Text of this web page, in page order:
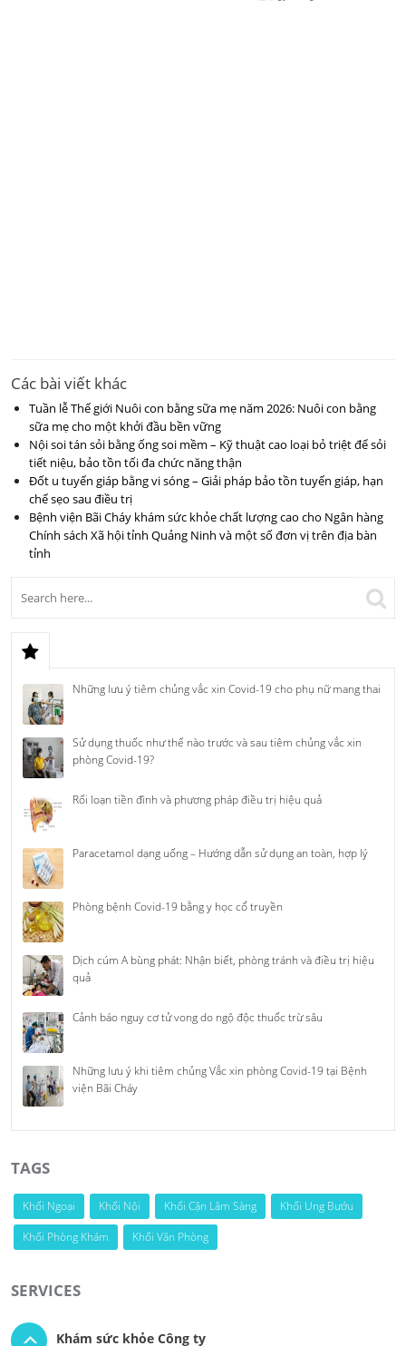
Các bài viết khác
Tuần lễ Thế giới Nuôi con bằng sữa mẹ năm 2026: Nuôi con bằng
sữa mẹ cho một khởi đầu bền vững
Nội soi tán sỏi bằng ống soi mềm – Kỹ thuật cao loại bỏ triệt để sỏi
tiết niệu, bảo tồn tối đa chức năng thận
Đốt u tuyến giáp bằng vi sóng – Giải pháp bảo tồn tuyến giáp, hạn
chế sẹo sau điều trị
Bệnh viện Bãi Cháy khám sức khỏe chất lượng cao cho Ngân hàng
Chính sách Xã hội tỉnh Quảng Ninh và một số đơn vị trên địa bàn
tỉnh
Những lưu ý tiêm chủng vắc xin Covid-19 cho phụ nữ mang thai
Sử dụng thuốc như thế nào trước và sau tiêm chủng vắc xin
phòng Covid-19?
Rối loạn tiền đình và phương pháp điều trị hiệu quả
Paracetamol dạng uống – Hướng dẫn sử dụng an toàn, hợp lý
Phòng bệnh Covid-19 bằng y học cổ truyền
Dịch cúm A bùng phát: Nhận biết, phòng tránh và điều trị hiệu
quả
Cảnh báo nguy cơ tử vong do ngộ độc thuốc trừ sâu
Những lưu ý khi tiêm chủng Vắc xin phòng Covid-19 tại Bệnh
viện Bãi Cháy
TAGS
Khối Ngoại Khối Nội Khối Cận Lâm Sàng
Khối Ung Bướu
Khối Phòng Khám
Khối Văn Phòng
SERVICES
Khám sức khỏe Công ty